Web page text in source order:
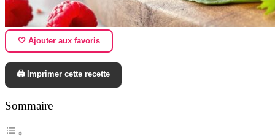
🤍 Ajouter aux favoris
🖨️ Imprimer cette recette
Sommaire